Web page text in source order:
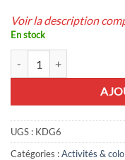
Voir la description
En stock
UGS : KDG6
Catégories :Activités &